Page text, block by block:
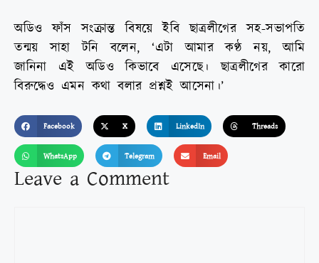
অডিও ফাঁস সংক্রান্ত বিষয়ে ইবি ছাত্রলীগের সহ-সভাপতি
তন্ময় সাহা টনি বলেন, ‘এটা আমার কণ্ঠ নয়, আমি
জানিনা এই অডিও কিভাবে এসেছে। ছাত্রলীগের কারো
বিরুদ্ধেও এমন কথা বলার প্রশ্নই আসেনা।’
Facebook X LinkedIn Threads
WhatsApp Telegram Email
Leave a Comment